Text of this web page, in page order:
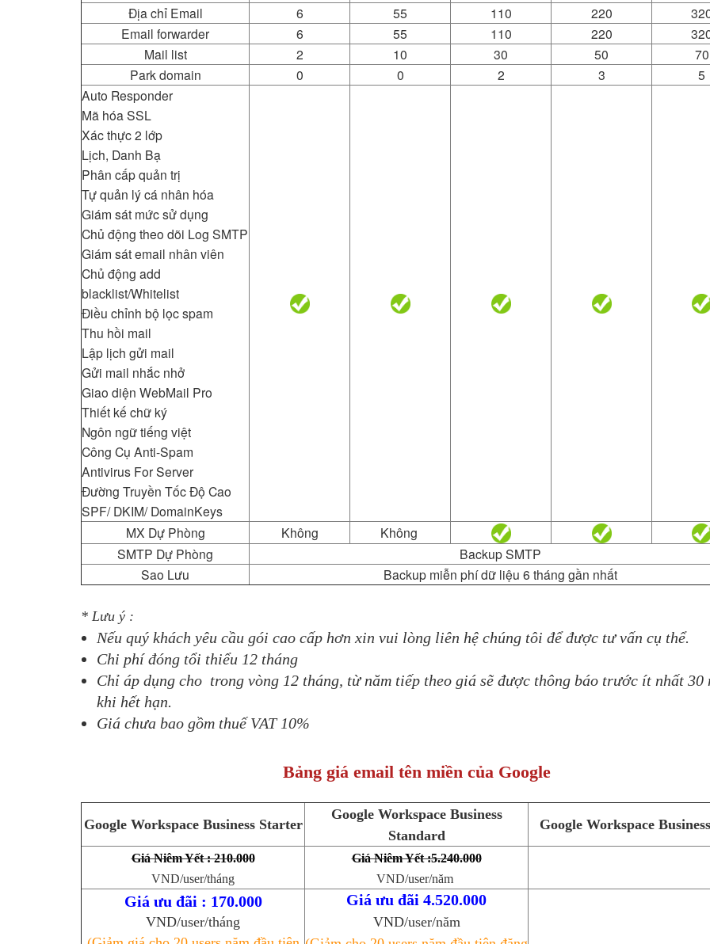
Địa chỉ Email 6 55 110 220
Email forwarder
6 55 110 220
Mail list
2 10 30 50
70
Park domain
0 0 2 3
5
Auto Responder
Mã hóa SSL
Xác thực 2 lớp
Lịch, Danh Bạ
Phân cấp quản trị
Tự quản lý cá nhân hóa
Giám sát mức sử dụng
Chủ động theo dõi Log SMTP
Giám sát email nhân viên
Chủ động add
blacklist/Whitelist
Điều chỉnh bộ lọc spam
Thu hồi mail
Lập lịch gửi mail
Gửi mail nhắc nhở
Giao diện WebMail Pro
Thiết kế chữ ký
Ngôn ngữ tiếng việt
Công Cụ Anti-Spam
Antivirus For Server
Đường Truyền Tốc Độ Cao
SPF/ DKIM/ DomainKeys
MX Dự Phòng
Không
Không
SMTP Dự Phòng
Backup SMTP
Sao Lưu
Backup miễn phí dữ liệu 6 tháng gần nhất
* Lưu ý :
Nếu quý khách yêu cầu gói cao cấp hơn xin vui lòng liên hệ chúng tôi để được tư vấn cụ thể.
Chi phí đóng tổi thiểu 12 tháng
Chỉ áp dụng cho trong vòng 12 tháng, từ năm tiếp theo giá sẽ được thông báo trước ít nhất 30
khi hết hạn.
Giá chưa bao gồm thuế VAT 10%
Bảng giá email tên miền của Google
Google Workspace Business Starter
Google Workspace Business
Standard
Google Workspace
Giá Niêm Yết : 210.000
VND/user/tháng
Giá Niêm Yết :5.240.000
VND/user/năm
Giá ưu đãi : 170.000
VND/user/tháng
Giá ưu đãi 4.520.000
VND/user/năm